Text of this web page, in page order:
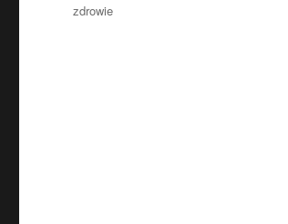
Kategorie
zdrowie